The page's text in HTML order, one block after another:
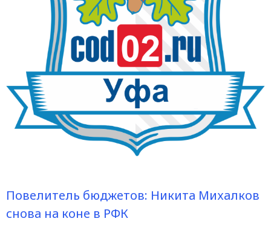
Повелитель бюджетов: Никита Михалков
снова на коне в РФК